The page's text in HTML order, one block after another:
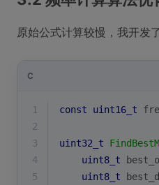
原始公式计算较慢，我开发
C
1 const uint16_t
2
3
uint32_t
4
uint8_t
5
uint8_t